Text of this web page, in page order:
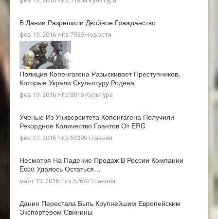
В Дании Разрешили Двойное Гражданство
фев 19, 2016 Hits:7959 Новости
Полиция Копенгагена Разыскивает Преступников,
Которые Украли Скульптуру Родена
фев 19, 2016 Hits:8016 Культура
Ученые Из Университета Копенгагена Получили
Рекордное Количество Грантов От ERC
фев 27, 2016 Hits:63399 Главная
Несмотря На Падение Продаж В России Компании
Ecco Удалось Остаться…
март 13, 2016 Hits:57687 Главная
Дания Перестала Быть Крупнейшим Европейским
Экспортером Свинины